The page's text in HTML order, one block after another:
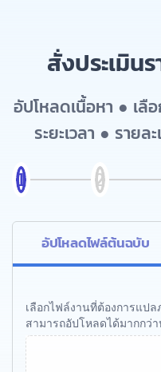
สั่งประเมิน
อัปโหลดเนื้อหา ● เลื
ระยะเวลา ● ราย
อัปโหลดไฟล์ต้นฉบับ
เลือกไฟล์งานที่ต้องการแป
สามารถอัปโหลดได้มากกว่